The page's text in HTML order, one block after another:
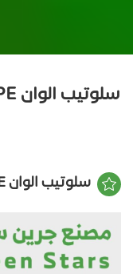
سلوتيب الوان COLORED ADHESIVE TAPE
سلوتيب الوان COLORED ADHESIVE TAPE